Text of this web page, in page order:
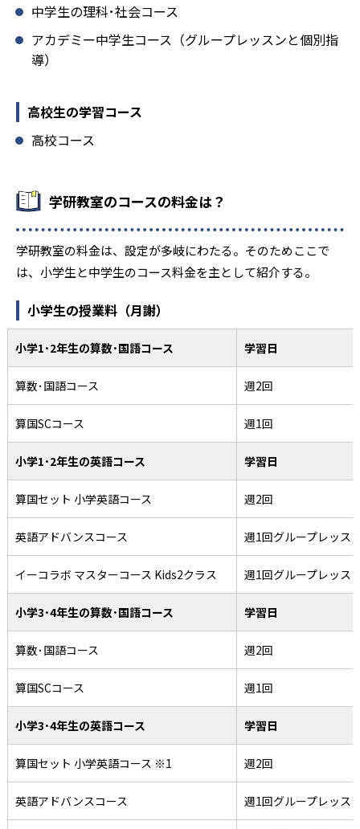
中学生の理科･社会コース
アカデミー中学生コース（グループレッスンと個別指
導）
高校生の学習コース
高校コース
学研教室のコースの料金は？
学研教室の料金は、設定が多岐にわたる。そのためここで
は、小学生と中学生のコース料金を主として紹介する。
小学生の授業料（月謝）
小学1･2年生の算数･国語コース 学習日
算数･国語コース 週2回
算国SCコース 週1回
小学1･2年生の英語コース 学習日
算国セット 小学英語コース 週2回
英語アドバンスコース 週1回グループレッス
イーコラボ マスターコース Kids2クラス 週1回グループレッス
小学3･4年生の算数･国語コース 学習日
算数･国語コース 週2回
算国SCコース 週1回
小学3･4年生の英語コース 学習日
算国セット 小学英語コース ※1 週2回
英語アドバンスコース 週1回グループレッス